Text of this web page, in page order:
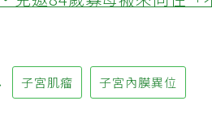
兒邀84歲寡母搬來同住「
子宮肌瘤 子宮內膜異位